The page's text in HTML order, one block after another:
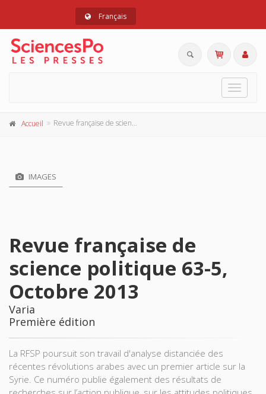
Français
Toggle
Accueil Revue française de science politique 63-5, Octobre 2013
IMAGES
Revue française de
science politique 63-5,
Octobre 2013
Varia
Première édition
La RFSP poursuit son travail d'analyse distanciée des
récentes révolutions arabes avec un premier article sur la
Syrie. Ce numéro publie également des résultats de